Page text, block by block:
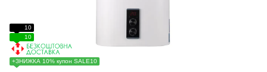
10
10
+ЗНИЖКА 10% купон SALE10